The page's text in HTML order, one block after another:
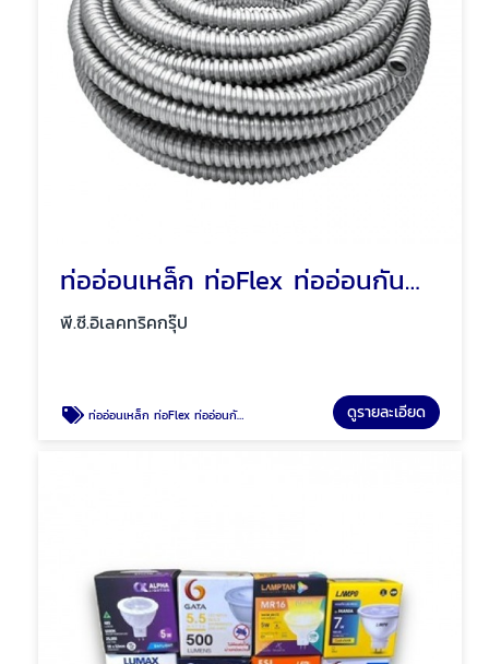
ท่ออ่อนเหล็ก ท่อFlex ท่ออ่อนกันน้ำสีเทา พัทยา ชลบุรี
พี.ซี.อิเลคทริคกรุ๊ป
ท่ออ่อนเหล็ก ท่อFlex ท่ออ่อนกันน้ำสีเทา พัทยา ชลบุรี ดูรายละเอียด